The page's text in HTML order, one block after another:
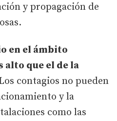
y propagación de
en el ámbito
alto que el de la
contagios no pueden
y la
como las